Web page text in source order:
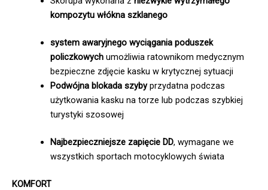
kompozytu włókna szklanego
system awaryjnego wyciągania poduszek
policzkowychumożliwia ratownikom medycznym
bezpieczne zdjęcie kasku w krytycznej sytuacji
Podwójna blokada szybyprzydatna podczas
użytkowania kasku na torze lub podczas szybkiej
turystyki szosowej
Najbezpieczniejsze zapięcie DD, wymagane we
wszystkich sportach motocyklowych świata
KOMFORT